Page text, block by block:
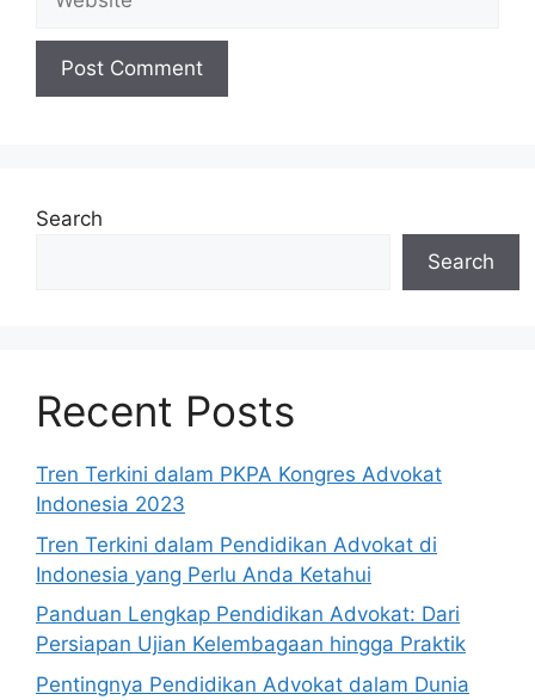
Search
Search
Recent Posts
Tren Terkini dalam PKPA Kongres Advokat
Indonesia 2023
Tren Terkini dalam Pendidikan Advokat di
Indonesia yang Perlu Anda Ketahui
Panduan Lengkap Pendidikan Advokat: Dari
Persiapan Ujian Kelembagaan hingga Praktik
Pentingnya Pendidikan Advokat dalam Dunia